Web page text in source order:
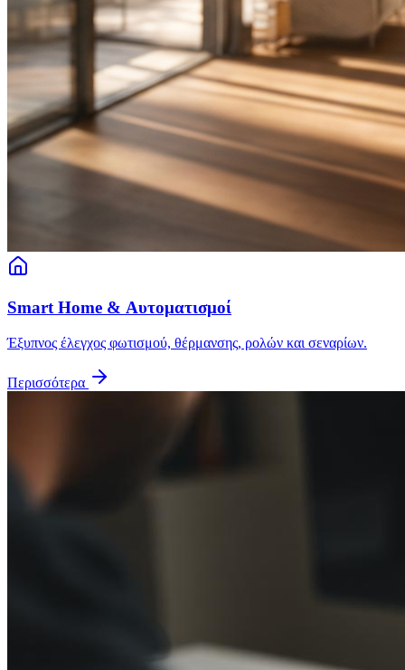
Smart Home & Αυτοματισμοί
Έξυπνος έλεγχος φωτισμού, θέρμανσης, ρολών και σεναρίων.
Περισσότερα